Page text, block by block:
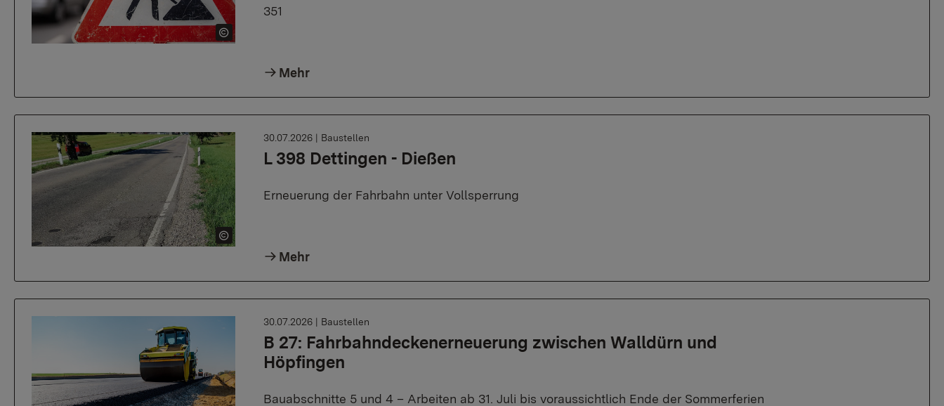
351
Mehr
L 398 Dettingen - Dießen
30.07.2026 | Baustellen
Erneuerung der Fahrbahn unter Vollsperrung
Mehr
B 27: Fahrbahndeckenerneuerung zwischen Walldürn und
Höpfingen
30.07.2026 | Baustellen
Bauabschnitte 5 und 4 – Arbeiten ab 31. Juli bis voraussichtlich Ende der Sommerferien